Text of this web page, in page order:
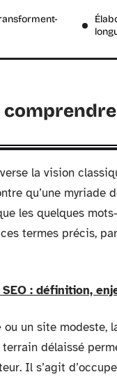
la vision
qu’une myriade
les quelques
termes précis,
: définition,
ou un site modeste,
délaissé
Il s’agit